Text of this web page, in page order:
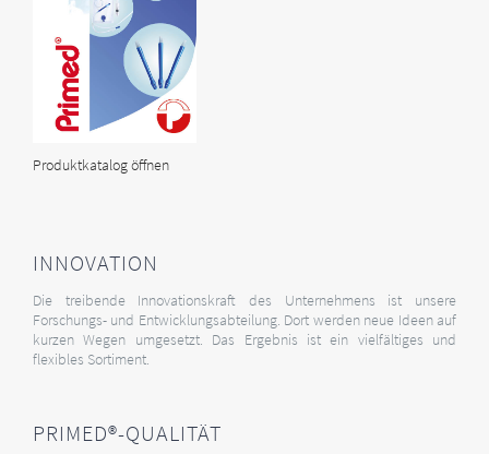
Produktkatalog öffnen
INNOVATION
Die treibende Innovationskraft des Unternehmens ist unsere
Forschungs- und Entwicklungsabteilung. Dort werden neue Ideen auf
kurzen Wegen umgesetzt. Das Ergebnis ist ein vielfältiges und
flexibles Sortiment.
PRIMED®-QUALITÄT